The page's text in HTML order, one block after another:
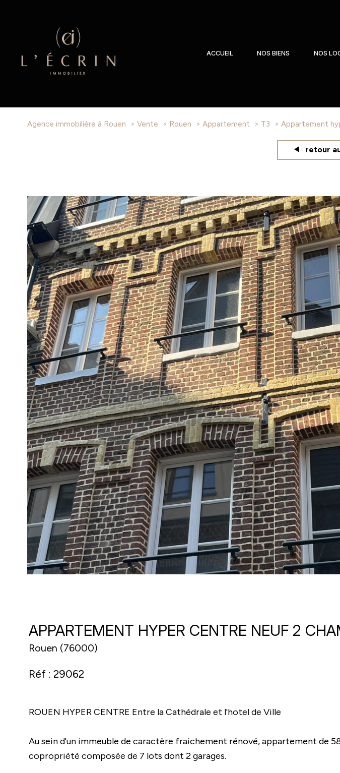
ACCUEIL NOS BIENS NOS
Agence immobilière à Rouen Vente Rouen Appartement T3 appartement
retour
APPARTEMENT HYPER CENTRE NEUF 2
Rouen (76000)
Réf : 29062
ROUEN HYPER CENTRE Entre la Cathédrale et l'hotel de Ville
Au sein d'un immeuble de caractère fraichement rénové, appartement de
copropriété composée de 7 lots dont 2 garages.